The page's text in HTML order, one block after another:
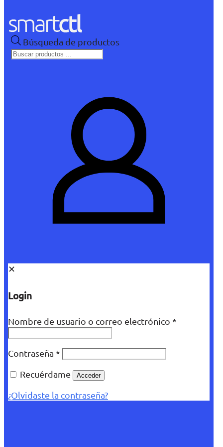
Búsqueda de productos
✕
Login
Nombre de usuario o correo electrónico *
Contraseña *
Recuérdame
Acceder
¿Olvidaste la contraseña?